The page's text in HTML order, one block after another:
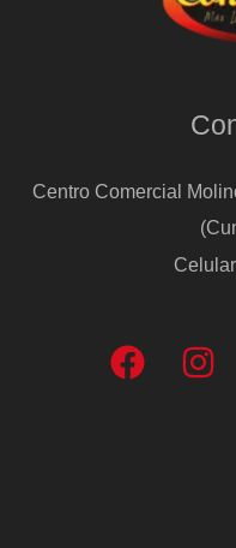
Centro Comercial